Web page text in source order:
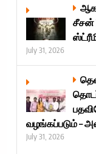
சீசன்
July 31, 2026
வழங்கப்படும் –
July 31, 2026